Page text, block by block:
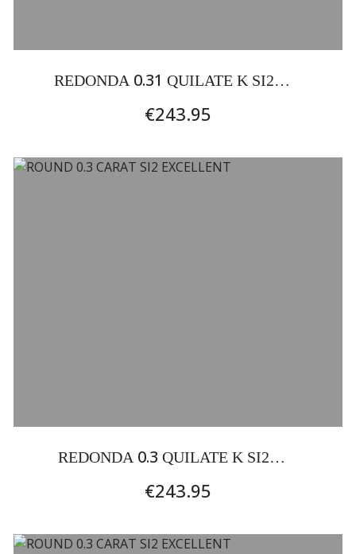
REDONDA 0.31 QUILATE K SI2
EXCELENTE
€243.95
REDONDA 0.3 QUILATE K SI2
EXCELENTE
€243.95